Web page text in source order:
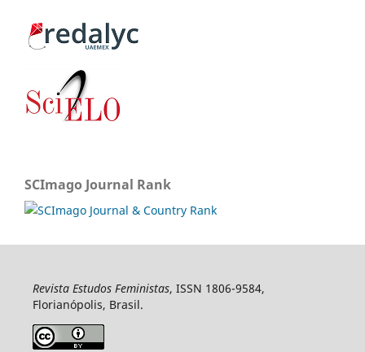
SCImago Journal Rank
Revista Estudos Feministas, ISSN 1806-9584,
Florianópolis, Brasil.